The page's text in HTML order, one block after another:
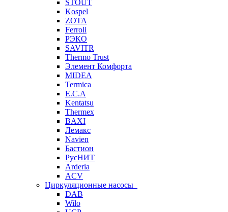
STOUT
Kospel
ZOTA
Ferroli
РЭКО
SAVITR
Thermo Trust
Элемент Комфорта
MIDEA
Termica
E.C.A
Kentatsu
Thermex
BAXI
Лемакс
Navien
Бастион
РусНИТ
Arderia
ACV
Циркуляционные насосы
DAB
Wilo